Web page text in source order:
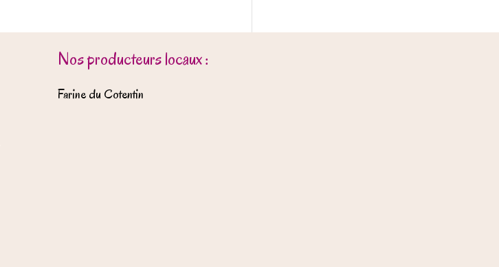
Nos producteurs locaux :
Farine du Cotentin